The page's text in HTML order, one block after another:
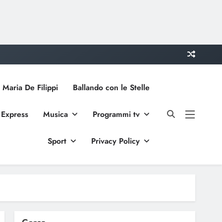
De Filippi Ballando con le Stelle
Musica Programmi tv
Sport Privacy Policy